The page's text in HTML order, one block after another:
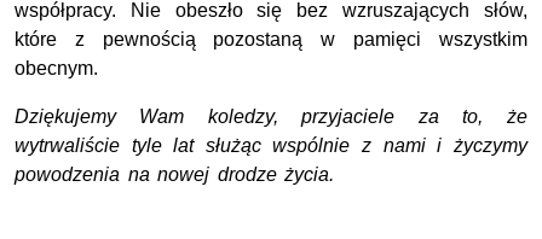
współpracy. Nie obeszło się bez wzruszających słów,
które z pewnością pozostaną w pamięci wszystkim
obecnym.
Dziękujemy Wam koledzy, przyjaciele za to, że
wytrwaliście tyle lat służąc wspólnie z nami i życzymy
powodzenia na nowej drodze życia.